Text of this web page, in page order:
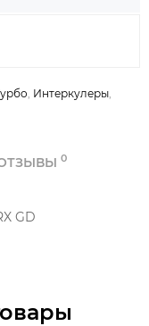
Интеркулеры
0
GD